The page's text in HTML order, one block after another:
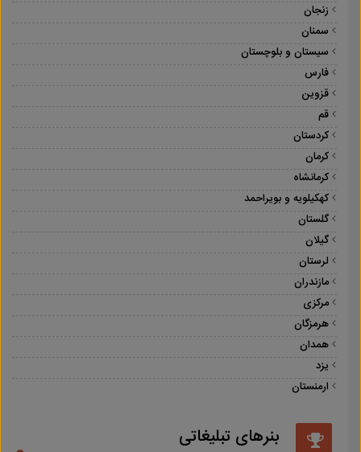
زنجان
سمنان
سیستان و بلوچستان
فارس
قزوین
قم
کردستان
کرمان
کرمانشاه
کهکیلویه و بویراحمد
گلستان
گیلان
لرستان
مازندران
مرکزی
هرمزگان
همدان
یزد
ارمنستان
بنرهای تبلیغاتی